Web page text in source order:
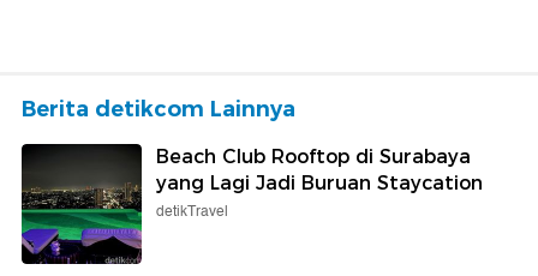
Berita detikcom Lainnya
Beach Club Rooftop di Surabaya
yang Lagi Jadi Buruan Staycation
detikTravel